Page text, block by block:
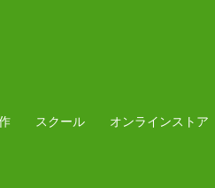
スクール オンラインストア